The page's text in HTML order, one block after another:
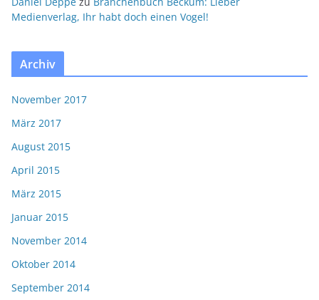
Medienverlag, Ihr habt doch einen Vogel!
Archiv
November 2017
März 2017
August 2015
April 2015
März 2015
Januar 2015
November 2014
Oktober 2014
September 2014